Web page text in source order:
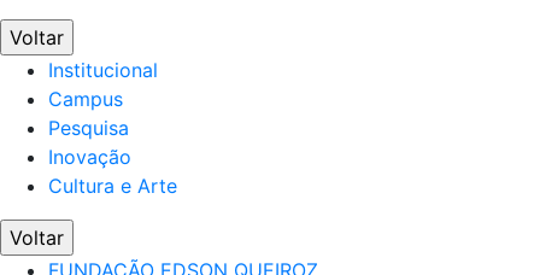
Voltar
Institucional
Campus
Pesquisa
Inovação
Cultura e Arte
Voltar